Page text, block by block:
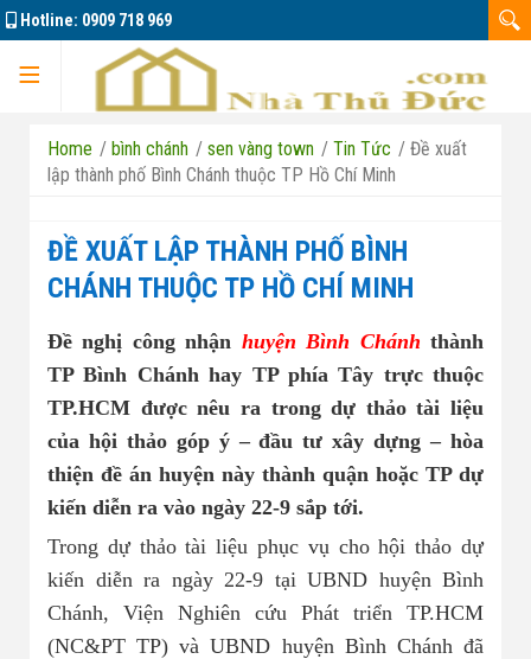
Hotline: 0909 718 969
Trang chủ
Dự án
Marine City
Đông Tăng Long
Căn hộ La Pura
Nhà đất bán 01
Nhà đất bán 02
Nhà đất bán 03
Home / bình chánh / sen vàng town / Tin Tức / Đề xuất
lập thành phố Bình Chánh thuộc TP Hồ Chí Minh
ĐỀ XUẤT LẬP THÀNH PHỐ BÌNH
CHÁNH THUỘC TP HỒ CHÍ MINH
Đề nghị công nhận huyện Bình Chánh thành
TP Bình Chánh hay TP phía Tây trực thuộc
TP.HCM được nêu ra trong dự thảo tài liệu
của hội thảo góp ý – đầu tư xây dựng – hòa
thiện đề án huyện này thành quận hoặc TP dự
kiến diễn ra vào ngày 22-9 sắp tới.
Trong dự thảo tài liệu phục vụ cho hội thảo dự
kiến diễn ra ngày 22-9 tại UBND huyện Bình
Chánh, Viện Nghiên cứu Phát triển TP.HCM
(NC&PT TP) và UBND huyện Bình Chánh đã